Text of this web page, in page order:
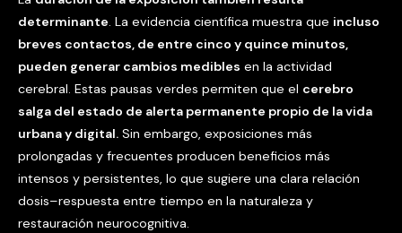
determinante. La evidencia científica muestra que incluso
breves contactos, de entre cinco y quince minutos,
pueden generar cambios medibles en la actividad
cerebral. Estas pausas verdes permiten que el cerebro
salga del estado de alerta permanente propio de la vida
urbana y digital. Sin embargo, exposiciones más
prolongadas y frecuentes producen beneficios más
intensos y persistentes, lo que sugiere una clara relación
dosis–respuesta entre tiempo en la naturaleza y
restauración neurocognitiva.